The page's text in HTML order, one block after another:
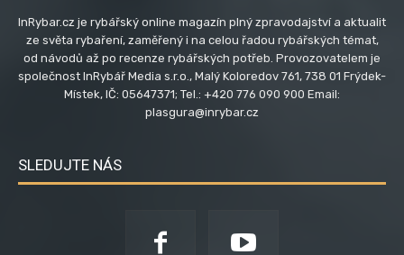
InRybar.cz je rybářský online magazín plný zpravodajství a aktualit
ze světa rybaření, zaměřený i na celou řadou rybářských témat,
od návodů až po recenze rybářských potřeb. Provozovatelem je
společnost InRybář Media s.r.o., Malý Koloredov 761, 738 01 Frýdek-
Místek, IČ: 05647371; Tel.: +420 776 090 900 Email:
plasgura@inrybar.cz
SLEDUJTE NÁS